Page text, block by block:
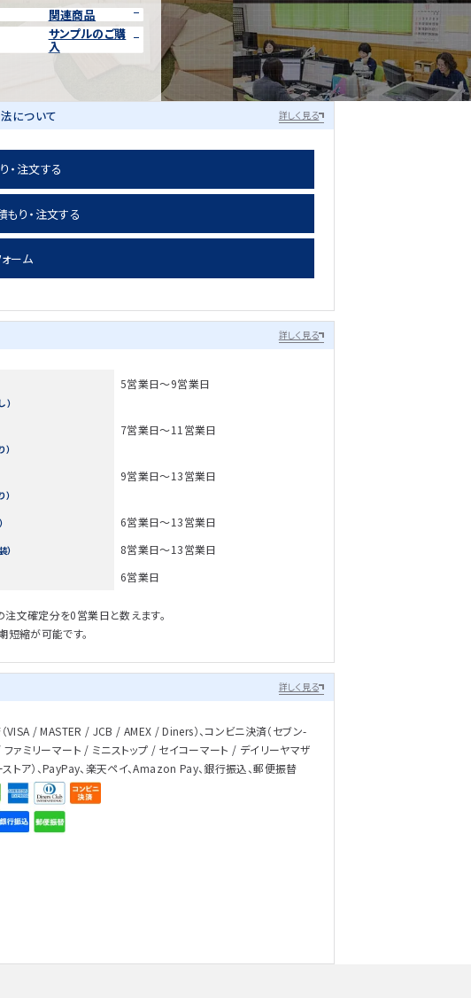
関連商品
サンプルのご購
入
について 詳しく見る
・注文する
もり・注文する
ーム
詳しく見る
）
5営業日～9営業日
）
7営業日～11営業日
）
9営業日～13営業日
6営業日～13営業日
）
8営業日～13営業日
6営業日
文確定分を0営業日と数えます。
縮が可能です。
詳しく見る
VISA / MASTER / JCB / AMEX / Diners）、コンビニ決済（セブン-
ァミリーマート / ミニストップ / セイコーマート / デイリーヤマザ
トア）、PayPay、楽天ペイ、Amazon Pay、銀行振込、郵便振替